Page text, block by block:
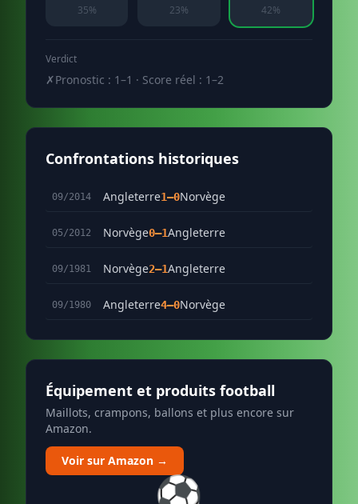
35% 23% 42%
Verdict
✗Pronostic : 1–1 · Score réel : 1–2
Confrontations historiques
09/2014 Angleterre1–0Norvège
05/2012 Norvège0–1Angleterre
09/1981 Norvège2–1Angleterre
09/1980 Angleterre4–0Norvège
Équipement et produits football
Maillots, crampons, ballons et plus encore sur
Amazon.
Voir sur Amazon →